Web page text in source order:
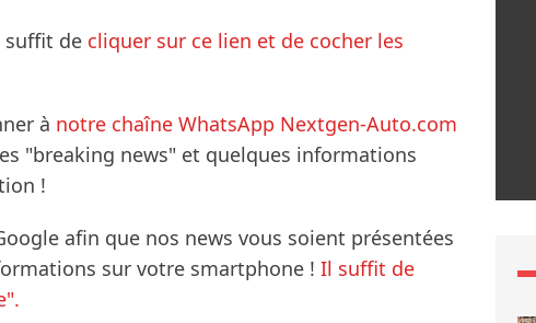
suffit de cliquer sur ce lien et de cocher les
à notre chaîne WhatsApp Nextgen-Auto.com
"breaking news" et quelques informations
!
afin que nos news vous soient présentées
sur votre smartphone ! Il suffit de